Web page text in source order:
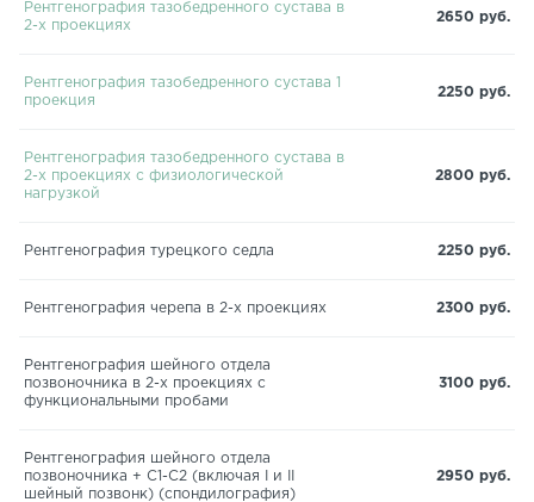
Рентгенография тазобедренного сустава в
2-х проекциях
2650 руб.
Рентгенография тазобедренного сустава 1
проекция
2250 руб.
Рентгенография тазобедренного сустава в
2-х проекциях с физиологической
нагрузкой
2800 руб.
Рентгенография турецкого седла 2250 руб.
Рентгенография черепа в 2-х проекциях 2300 руб.
Рентгенография шейного отдела
позвоночника в 2-х проекциях с
функциональными пробами
3100 руб.
Рентгенография шейного отдела
позвоночника + С1-С2 (включая I и II
шейный позвонк) (спондилография)
2950 руб.